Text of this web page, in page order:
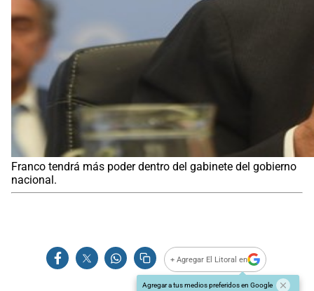
Franco tendrá más poder dentro del gabinete del gobierno
nacional.
+ Agregar El Litoral en
Agregar a tus medios preferidos en Google